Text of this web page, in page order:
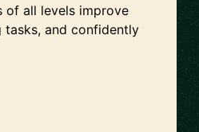
of all levels improve
tasks, and confidently